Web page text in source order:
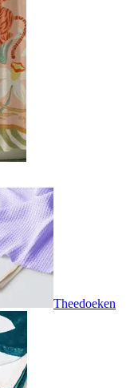
Theedoeken